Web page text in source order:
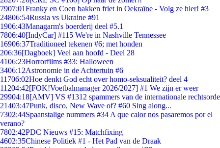
7907:01Franky en Coen bakken friet in Oekraïne - Volg ze hier! #3
24806:54Russia vs Ukraine #91
1906:43Managarm's boerderij deel #5.1
7806:40[IndyCar] #115 We're in Nashville Tennessee
16906:37Traditioneel tekenen #6; met honden
206:36[Dagboek] Veel aan hoofd - Deel 28
4106:23Horrorfilms #33: Halloween
3406:12Astronomie in de Achtertuin #6
11706:02Hoe denkt God echt over homo-seksualiteit? deel 4
11204:42[FOK!Voetbalmanager 2026/2027] #1 We zijn er weer
29904:18[AMV] VS #1312 spammers van de internationale rechtsorde
21403:47Punk, disco, New Wave of? #60 Sing along...
7302:44Spaanstalige nummers #34 A que calor nos pasaremos por el
verano?
7802:42PDC Nieuws #15: Matchfixing
4602:35Chinese Politiek #1 - Het Pad van de Draak